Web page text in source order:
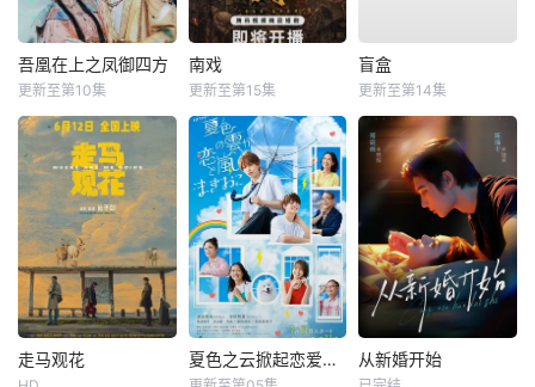
吾凰在上之凤御四方
更新至第10集
南戏
更新至第15集
盲盒
更新至第14集
走马观花 夏色之云掀起恋爱与风暴 从新婚开始